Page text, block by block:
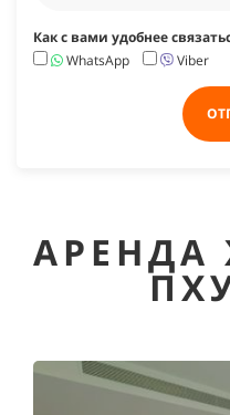
Как с вами удобнее
WhatsApp
Viber
АРЕНДА